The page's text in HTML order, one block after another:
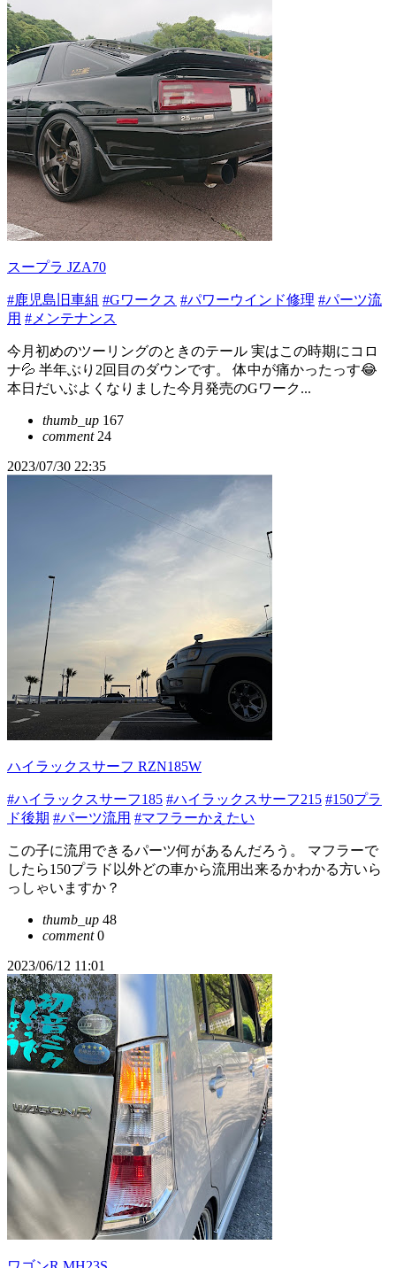
スープラ JZA70
#鹿児島旧車組 #Gワークス #パワーウインド修理 #パーツ流
用 #メンテナンス
今月初めのツーリングのときのテール 実はこの時期にコロ
ナ💦 半年ぶり2回目のダウンです。 体中が痛かったっす😂
本日だいぶよくなりました今月発売のGワーク...
thumb_up 167
comment24
2023/07/30 22:35
ハイラックスサーフ RZN185W
#ハイラックスサーフ185 #ハイラックスサーフ215 #150プラ
ド後期 #パーツ流用 #マフラーかえたい
この子に流用できるパーツ何があるんだろう。 マフラーで
したら150プラド以外どの車から流用出来るかわかる方いら
っしゃいますか？
thumb_up 48
comment0
2023/06/12 11:01